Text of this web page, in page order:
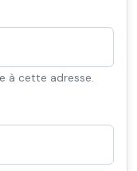
à cette adresse.